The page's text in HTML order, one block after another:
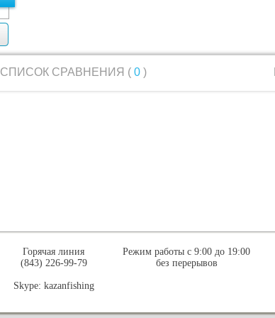
СПИСОК СРАВНЕНИЯ (0 )
Горячая линия
(843) 226-99-79
Skype: kazanfishing
Режим работы с 9:00 до 19:00
без перерывов